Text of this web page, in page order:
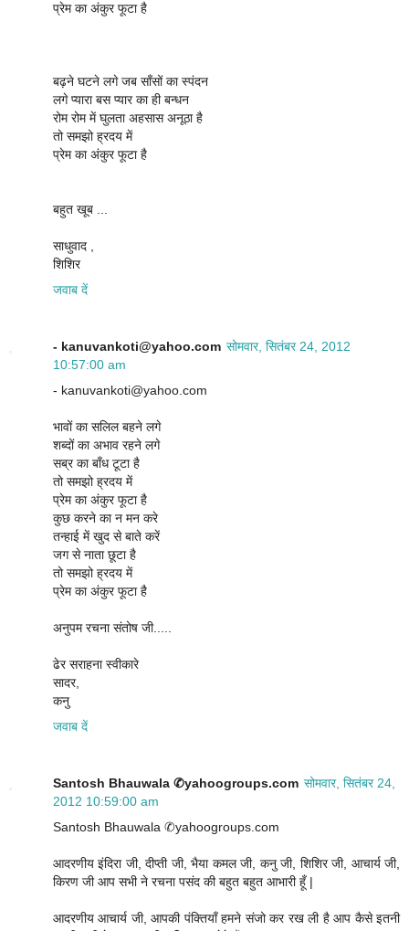
प्रेम का अंकुर फूटा है
बढ़ने घटने लगे जब साँसों का स्पंदन
लगे प्यारा बस प्यार का ही बन्धन
रोम रोम में घुलता अहसास अनूठा है
तो समझो ह्रदय में
प्रेम का अंकुर फूटा है
बहुत खूब ...
साधुवाद ,
शिशिर
जवाब दें
- kanuvankoti@yahoo.com सोमवार, सितंबर 24, 2012
10:57:00 am
- kanuvankoti@yahoo.com
भावों का सलिल बहने लगे
शब्दों का अभाव रहने लगे
सब्र का बाँध टूटा है
तो समझो ह्रदय में
प्रेम का अंकुर फूटा है
कुछ करने का न मन करे
तन्हाई में खुद से बाते करें
जग से नाता छूटा है
तो समझो ह्रदय में
प्रेम का अंकुर फूटा है
अनुपम रचना संतोष जी.....
ढेर सराहना स्वीकारे
सादर,
कनु
जवाब दें
Santosh Bhauwala ✆yahoogroups.com सोमवार, सितंबर 24,
2012 10:59:00 am
Santosh Bhauwala ✆yahoogroups.com
आदरणीय इंदिरा जी, दीप्ती जी, भैया कमल जी, कनु जी, शिशिर जी, आचार्य जी,
किरण जी आप सभी ने रचना पसंद की बहुत बहुत आभारी हूँ |
आदरणीय आचार्य जी, आपकी पंक्तियाँ हमने संजो कर रख ली है आप कैसे इतनी